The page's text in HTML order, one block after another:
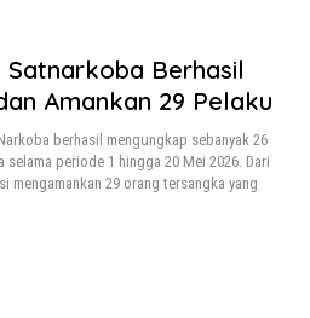
Satnarkoba Berhasil
Amankan 29 Pelaku
berhasil mengungkap sebanyak 26
periode 1 hingga 20 Mei 2026. Dari
mengamankan 29 orang tersangka yang